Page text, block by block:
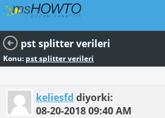
pst splitter verileri
Konu:pst splitter verileri
keliesfd diyorki:
08-20-201809:40 AM